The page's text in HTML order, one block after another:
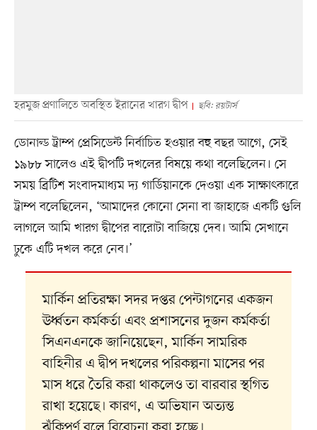
হরমুজ প্রণালিতে অবস্থিত ইরানের খারগ দ্বীপ ছবি: রয়টার্স
ডোনাল্ড ট্রাম্প প্রেসিডেন্ট নির্বাচিত হওয়ার বহু বছর আগে, সেই
১৯৮৮ সালেও এই দ্বীপটি দখলের বিষয়ে কথা বলেছিলেন। সে
সময় ব্রিটিশ সংবাদমাধ্যম দ্য গার্ডিয়ানকে দেওয়া এক সাক্ষাৎকারে
ট্রাম্প বলেছিলেন, ‘আমাদের কোনো সেনা বা জাহাজে একটি গুলি
লাগলে আমি খারগ দ্বীপের বারোটা বাজিয়ে দেব। আমি সেখানে
ঢুকে এটি দখল করে নেব।’
মার্কিন প্রতিরক্ষা সদর দপ্তর পেন্টাগনের একজন
ঊর্ধ্বতন কর্মকর্তা এবং প্রশাসনের দুজন কর্মকর্তা
সিএনএনকে জানিয়েছেন, মার্কিন সামরিক
বাহিনীর এ দ্বীপ দখলের পরিকল্পনা মাসের পর
মাস ধরে তৈরি করা থাকলেও তা বারবার স্থগিত
রাখা হয়েছে। কারণ, এ অভিযান অত্যন্ত